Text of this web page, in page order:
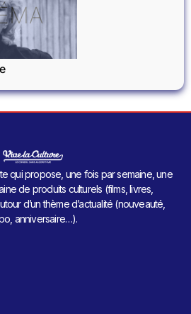
qui propose, une fois par semaine, une
de produits culturels (films, livres,
d’un thème d’actualité (nouveauté,
anniversaire…).